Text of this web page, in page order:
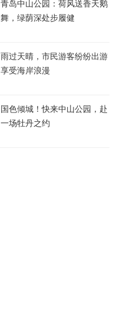
青岛中山公园：荷风送香天鹅
舞，绿荫深处步履健
雨过天晴，市民游客纷纷出游
享受海岸浪漫
国色倾城！快来中山公园，赴
一场牡丹之约